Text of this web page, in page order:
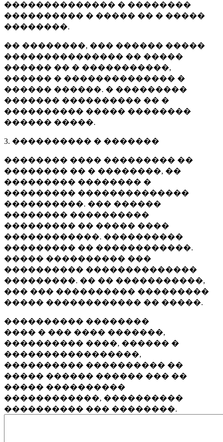
�������������� � ��������
���������� � ����� �� � �����
��������.
�� ��������, ��� ������ �����
��������������� �� �����
������ �� � �����������,
������ � �������������� �
������ ������. � ���������
������� ���������� �� �
���������� ����� ��������
������ �����.
3. ���������� � �������
�������� ���� ��������� ��
�������� �� � ��������, ��
��������� �������� �
��������� ��������������
����������. ��� ������
�������� ����������
��������� �� ����� ����
������������. ����������
��������� �� ������������.
����� ���������� ���
���������� ��������������
���������. �� �� �����������,
��� ��� ���������� ���������
����� ������������ �� �����.
���������� ��������
���� � ��� ���� �������,
���������� ����, ������ �
�����������������,
���������� ���������� ��
����� ������ ������ ��� ��
����� ����������
������������, ����������
���������� ��� ��������.